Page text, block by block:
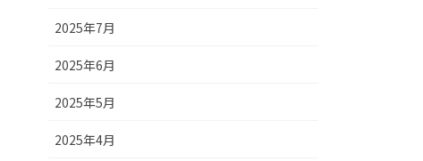
2025年7月
2025年6月
2025年5月
2025年4月